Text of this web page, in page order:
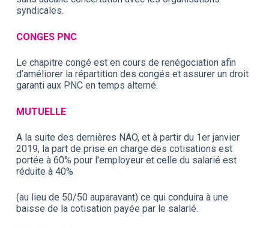
syndicales.
CONGES PNC
Le chapitre congé est en cours de renégociation afin
d’améliorer la répartition des congés et assurer un droit
garanti aux PNC en temps alterné.
MUTUELLE
A la suite des dernières NAO, et à partir du 1er janvier
2019, la part de prise en charge des cotisations est
portée à 60% pour l'employeur et celle du salarié est
réduite à 40%
(au lieu de 50/50 auparavant) ce qui conduira à une
baisse de la cotisation payée par le salarié.